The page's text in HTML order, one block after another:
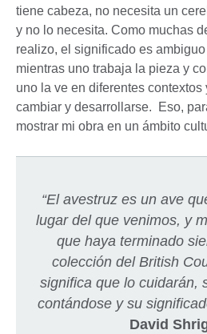
tiene cabeza, no necesita un
y no lo necesita. Como muchas
realizo, el significado es
mientras uno trabaja la pieza y
uno la ve en diferentes
cambiar y desarrollarse. Eso,
mostrar mi obra en un ámbito
“El avestruz es un ave
lugar del que venimos, y
que haya terminado
colección del British
significa que lo cuidarán,
contándose y su
David